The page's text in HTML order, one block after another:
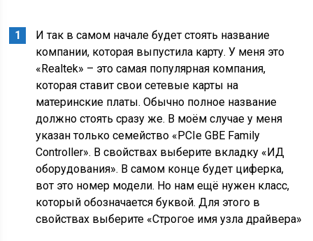
И так в самом начале будет стоять название
компании, которая выпустила карту. У меня это
«Realtek» – это самая популярная компания,
которая ставит свои сетевые карты на
материнские платы. Обычно полное название
должно стоять сразу же. В моём случае у меня
указан только семейство «PCIe GBE Family
Controller». В свойствах выберите вкладку «ИД
оборудования». В самом конце будет циферка,
вот это номер модели. Но нам ещё нужен класс,
который обозначается буквой. Для этого в
свойствах выберите «Строгое имя узла драйвера»